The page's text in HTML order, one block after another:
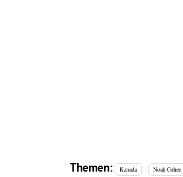
Themen: Kanada Noah Cohen